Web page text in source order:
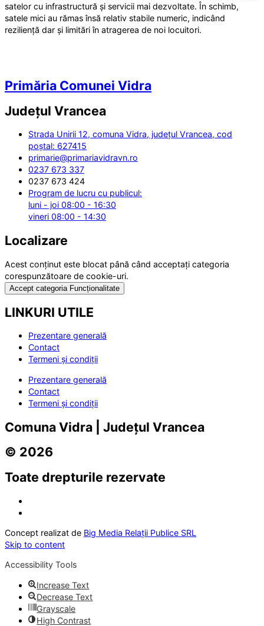
satelor cu infrastructură și servicii mai dezvoltate. În schimb,
satele mici au rămas însă relativ stabile numeric, indicând
reziliență dar și limitări în atragerea de noi locuitori.
Primăria Comunei Vidra
Județul Vrancea
Strada Unirii 12, comuna Vidra, județul Vrancea, cod
poștal: 627415
primarie@primariavidravn.ro
0237 673 337
0237 673 424
Program de lucru cu publicul:
luni - joi 08:00 - 16:30
vineri 08:00 - 14:30
Localizare
Acest conținut este blocat până când acceptați categoria
corespunzătoare de cookie-uri.
Accept categoria Funcționalitate
LINKURI UTILE
Prezentare generală
Contact
Termeni și condiții
Prezentare generală
Contact
Termeni și condiții
Comuna Vidra | Județul Vrancea
© 2026
Toate drepturile rezervate
Concept realizat de Big Media Relații Publice SRL
Skip to content
Accessibility Tools
Increase Text
Decrease Text
Grayscale
High Contrast